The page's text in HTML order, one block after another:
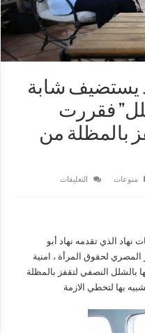
يستضيف شابة
فقررت
بالمظلة من
منوعات التعليقات
مذهلة
”
أصيبت
بالشلل”
فقررت
مواجهة
نهاد الذي تقدمه نهاد أبو
المصري لحقوق المرأة ، امنية
بالشلل النصفي لتقفز بالمظلة
بها لتخطي الازمة